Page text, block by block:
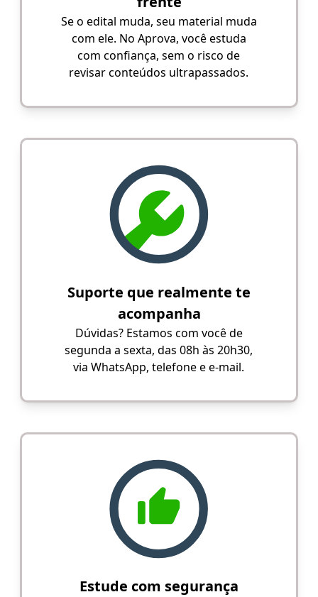
Se o edital muda, seu material muda
com ele. No Aprova, você estuda
com confiança, sem o risco de
revisar conteúdos ultrapassados.
Suporte que realmente te
acompanha
Dúvidas? Estamos com você de
segunda a sexta, das 08h às 20h30,
via WhatsApp, telefone e e-mail.
Estude com segurança